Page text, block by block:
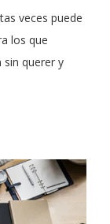
veces puede
los que
sin querer y